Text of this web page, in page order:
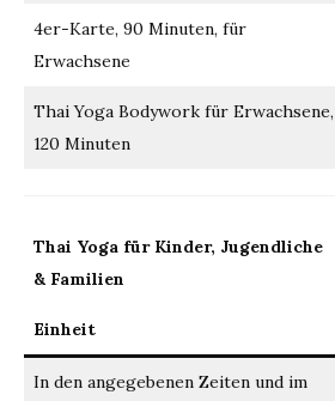
4er-Karte, 90 Minuten, für
Erwachsene
Thai Yoga Bodywork für Erwachsene,
120 Minuten
Thai Yoga für Kinder, Jugendliche
& Familien
Einheit
In den angegebenen Zeiten und im